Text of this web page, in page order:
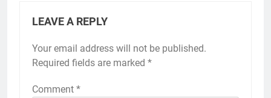
LEAVE A REPLY
Your email address will not be published.
Required fields are marked *
Comment *